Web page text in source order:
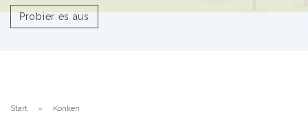
Probier es aus
Start Konken